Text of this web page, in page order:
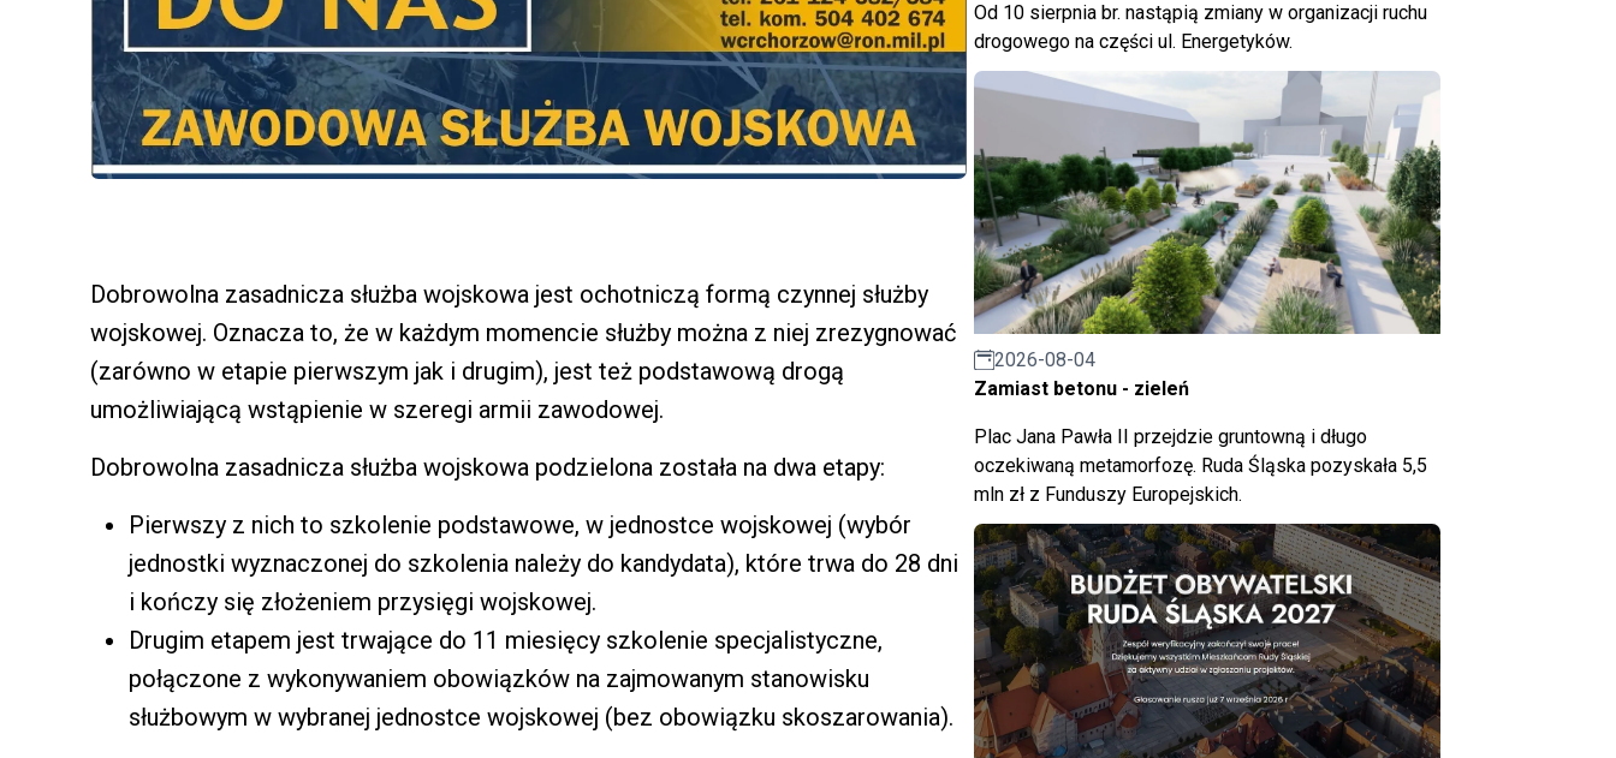
Dobrowolna zasadnicza służba wojskowa jest ochotniczą formą czynnej służby
wojskowej. Oznacza to, że w każdym momencie służby można z niej zrezygnować
(zarówno w etapie pierwszym jak i drugim), jest też podstawową drogą
umożliwiającą wstąpienie w szeregi armii zawodowej.
Dobrowolna zasadnicza służba wojskowa podzielona została na dwa etapy:
Pierwszy z nich to szkolenie podstawowe, w jednostce wojskowej (wybór
jednostki wyznaczonej do szkolenia należy do kandydata), które trwa do 28 dni
i kończy się złożeniem przysięgi wojskowej.
Drugim etapem jest trwające do 11 miesięcy szkolenie specjalistyczne,
połączone z wykonywaniem obowiązków na zajmowanym stanowisku
służbowym w wybranej jednostce wojskowej (bez obowiązku skoszarowania).
Od 10 sierpnia br. nastąpią zmiany w organizacji ruchu
drogowego na części ul. Energetyków.
2026-08-04
Zamiast betonu - zieleń
Plac Jana Pawła II przejdzie gruntowną i długo
oczekiwaną metamorfozę. Ruda Śląska pozyskała 5,5
mln zł z Funduszy Europejskich.